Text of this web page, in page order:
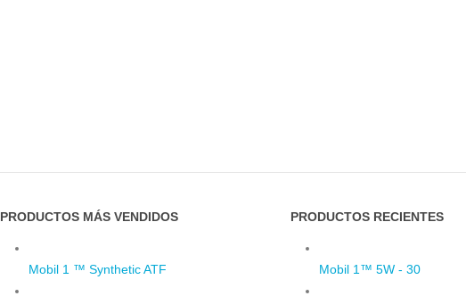
PRODUCTOS MÁS VENDIDOS
Mobil 1 ™ Synthetic ATF
PRODUCTOS RECIENTES
Mobil 1™ 5W - 30